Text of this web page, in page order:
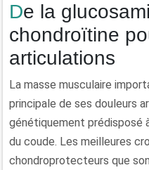
De la glucosamine et de la
chondroïtine
articulations
La masse musculaire
principale de ses douleurs
génétiquement prédisposé
du coude. Les meilleures
chondroprotecteurs que